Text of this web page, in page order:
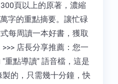
頁以上的原著，濃縮
字的重點摘要。讓忙碌
每周讀一本好書，獲取
店長分享推薦：您一
重點導讀" 語音檔，這是
的，只需幾十分鐘，快